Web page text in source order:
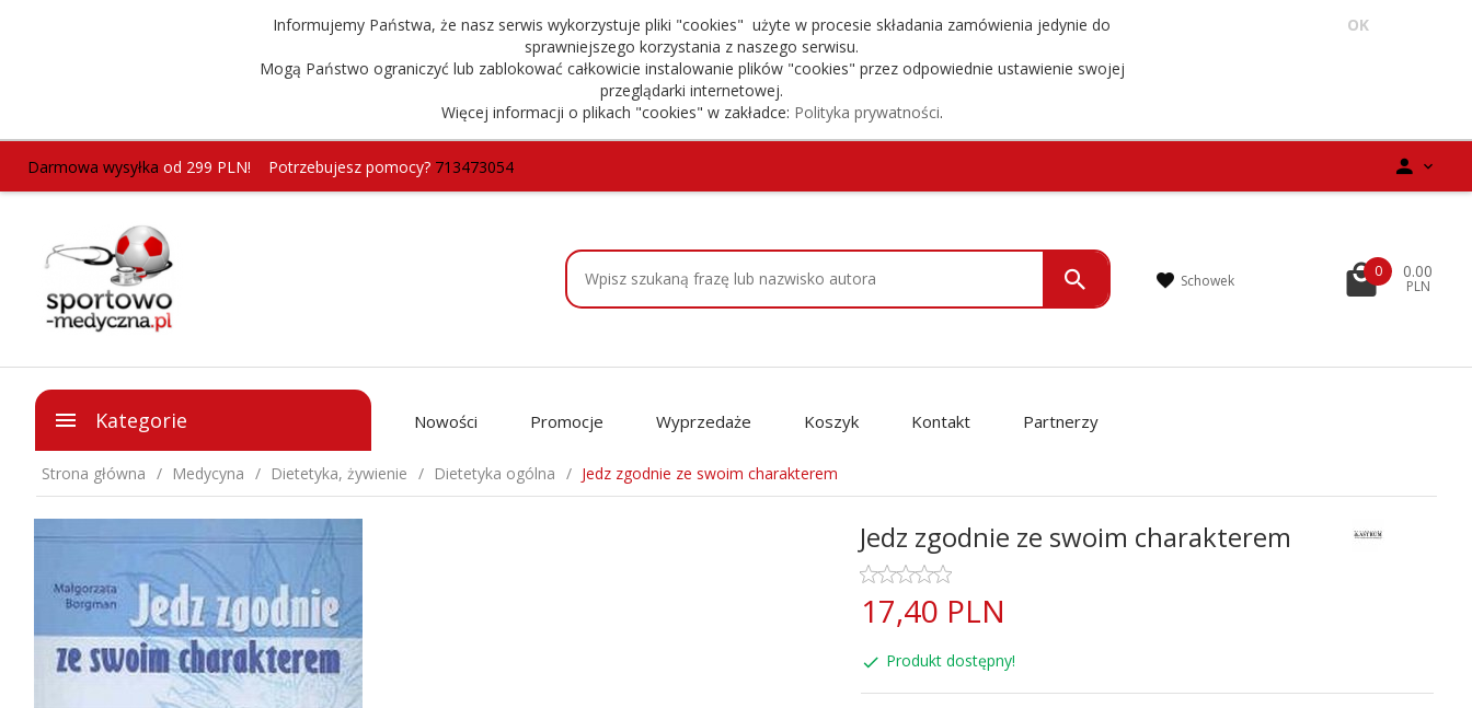
Informujemy Państwa, że nasz serwis wykorzystuje pliki "cookies" użyte w procesie składania zamówienia jedynie do
sprawniejszego korzystania z naszego serwisu.
Mogą Państwo ograniczyć lub zablokować całkowicie instalowanie plików "cookies" przez odpowiednie ustawienie swojej
przeglądarki internetowej.
Więcej informacji o plikach "cookies" w zakładce: Polityka prywatności.
OK
Darmowa wysyłka od 299 PLN! Potrzebujesz pomocy?713473054
Schowek
0 0.00
PLN
Kategorie Nowości Promocje Wyprzedaże Koszyk Kontakt Partnerzy
Strona główna Medycyna Dietetyka, żywienie Dietetyka ogólna Jedz zgodnie ze swoim charakterem
Jedz zgodnie ze swoim charakterem
17,40 PLN
Produkt dostępny!